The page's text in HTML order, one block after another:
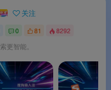
6 亿
：深耕输入法赛
次下载
：20.0 版本三大 AI 能
全面智能化
关注
0 81 8292
更智能。